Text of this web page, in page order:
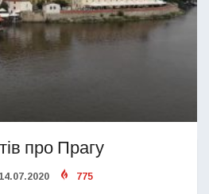
про Прагу
14.07.2020 775